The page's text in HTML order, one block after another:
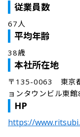
従業員数
67人
平均年齢
38歳
本社所在地
〒135-0063　東京
ョンタウンビル東
HP
https://